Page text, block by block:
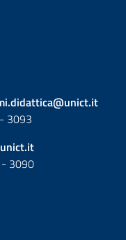
3093
3090